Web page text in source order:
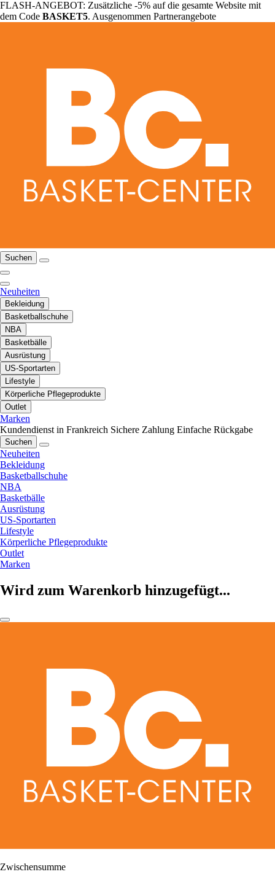
FLASH-ANGEBOT: Zusätzliche -5% auf die gesamte Website mit
dem Code BASKET5. Ausgenommen Partnerangebote
Suchen
Neuheiten
Bekleidung
Basketballschuhe
NBA
Basketbälle
Ausrüstung
US-Sportarten
Lifestyle
Körperliche Pflegeprodukte
Outlet
Marken
Kundendienst in Frankreich Sichere Zahlung Einfache Rückgabe
Suchen
Neuheiten
Bekleidung
Basketballschuhe
NBA
Basketbälle
Ausrüstung
US-Sportarten
Lifestyle
Körperliche Pflegeprodukte
Outlet
Marken
Wird zum Warenkorb hinzugefügt...
Zwischensumme